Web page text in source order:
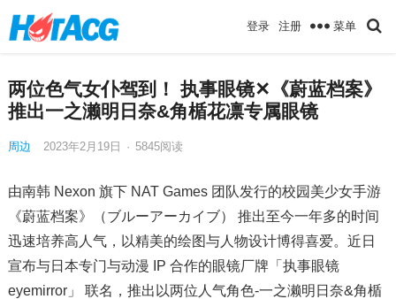
登录 注册 菜单
两位色气女仆驾到！ 执事眼镜✕《蔚蓝档案》
推出一之濑明日奈&角楯花凛专属眼镜
周边 2023年2月19日 · 5845阅读
由南韩 Nexon 旗下 NAT Games 团队发行的校园美少女手游
《蔚蓝档案》（ブルーアーカイブ） 推出至今一年多的时间
迅速培养高人气，以精美的绘图与人物设计博得喜爱。近日
宣布与日本专门与动漫 IP 合作的眼镜厂牌「执事眼镜
eyemirror」 联名，推出以两位人气角色-一之濑明日奈&角楯